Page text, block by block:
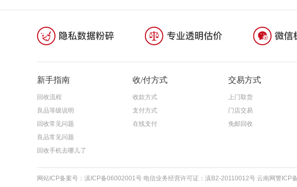
新手指南
回收流程
良品等级说明
回收常见问题
良品常见问题
回收手机去哪儿了
收/付方式
收款方式
支付方式
在线支付
交易方式
上门取货
门店交易
免邮回收
网站ICP备案号：滇ICP备06002001号 电信业务经营许可证：滇B2-20110012号 云南网警ICP